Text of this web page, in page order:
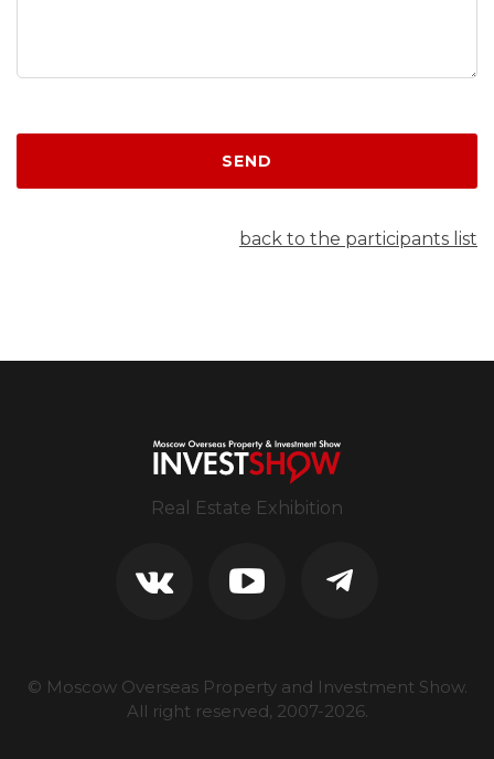
SEND
back to the participants list
Real Estate Exhibition
© Moscow Overseas Property and Investment Show.
All right reserved, 2007-2026.